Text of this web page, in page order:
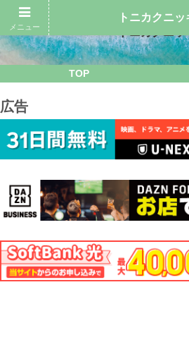
TOP
広告
メニュー
トニカクニッ